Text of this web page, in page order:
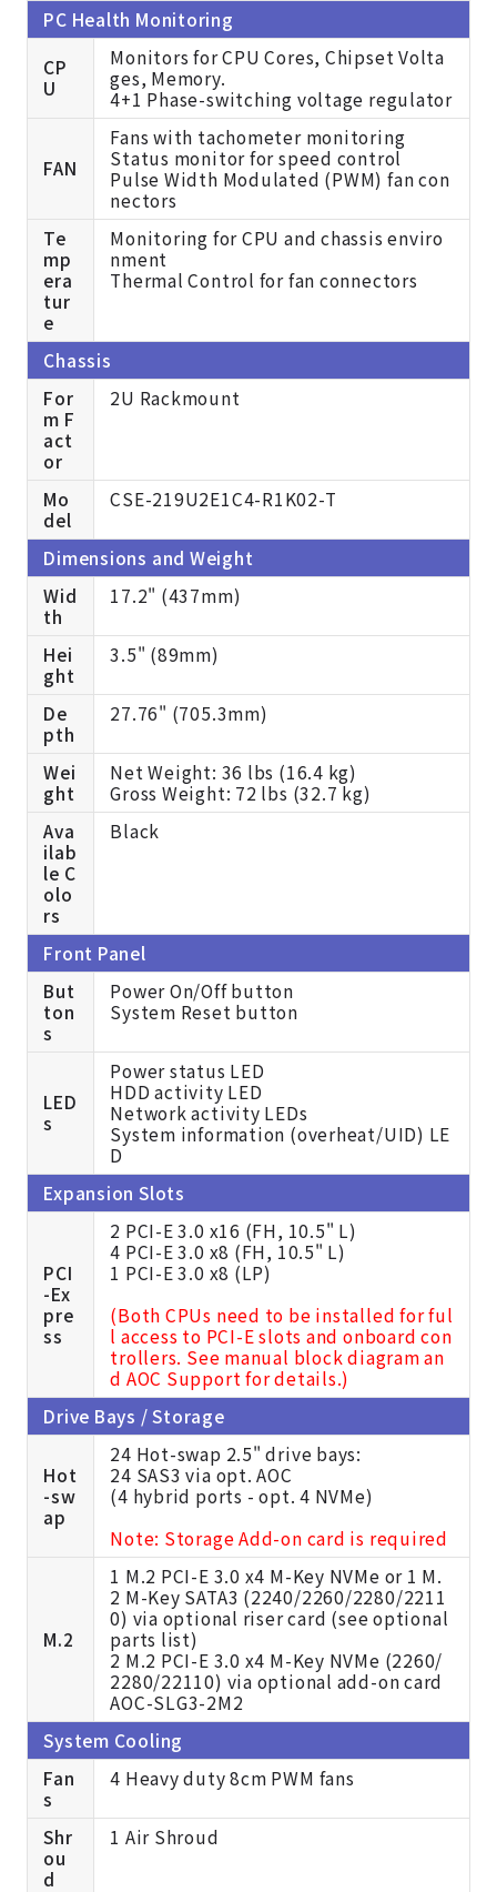
PC Health Monitoring
CP
U
Monitors for CPU Cores, Chipset Volta
ges, Memory.
4+1 Phase-switching voltage regulator
FAN
Fans with tachometer monitoring
Status monitor for speed control
Pulse Width Modulated (PWM) fan con
nectors
Te
mp
era
tur
e
Monitoring for CPU and chassis enviro
nment
Thermal Control for fan connectors
Chassis
For
m F
act
or
2U Rackmount
Mo
del
CSE-219U2E1C4-R1K02-T
Dimensions and Weight
Wid
th
17.2" (437mm)
Hei
ght
3.5" (89mm)
De
pth
27.76" (705.3mm)
Wei
ght
Net Weight: 36 lbs (16.4 kg)
Gross Weight: 72 lbs (32.7 kg)
Ava
ilab
le C
olo
rs
Black
Front Panel
But
ton
s
Power On/Off button
System Reset button
LED
s
Power status LED
HDD activity LED
Network activity LEDs
System information (overheat/UID) LE
D
Expansion Slots
PCI
-Ex
pre
ss
2 PCI-E 3.0 x16 (FH, 10.5" L)
4 PCI-E 3.0 x8 (FH, 10.5" L)
1 PCI-E 3.0 x8 (LP)
(Both CPUs need to be installed for ful
l access to PCI-E slots and onboard con
trollers. See manual block diagram an
d AOC Support for details.)
Drive Bays / Storage
Hot
-sw
ap
24 Hot-swap 2.5" drive bays:
24 SAS3 via opt. AOC
(4 hybrid ports - opt. 4 NVMe)
Note: Storage Add-on card is required
M.2
1 M.2 PCI-E 3.0 x4 M-Key NVMe or 1 M.
2 M-Key SATA3 (2240/2260/2280/2211
0) via optional riser card (see optional
parts list)
2 M.2 PCI-E 3.0 x4 M-Key NVMe (2260/
2280/22110) via optional add-on card
AOC-SLG3-2M2
System Cooling
Fan
s
4 Heavy duty 8cm PWM fans
Shr
ou
d
1 Air Shroud